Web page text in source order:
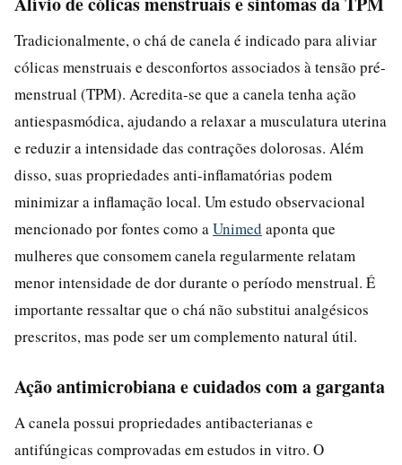
Tradicionalmente, o chá de canela é indicado para aliviar
cólicas menstruais e desconfortos associados à tensão pré-
menstrual (TPM). Acredita-se que a canela tenha ação
antiespasmódica, ajudando a relaxar a musculatura uterina
e reduzir a intensidade das contrações dolorosas. Além
disso, suas propriedades anti-inflamatórias podem
minimizar a inflamação local. Um estudo observacional
mencionado por fontes como a Unimed aponta que
mulheres que consomem canela regularmente relatam
menor intensidade de dor durante o período menstrual. É
importante ressaltar que o chá não substitui analgésicos
prescritos, mas pode ser um complemento natural útil.
Ação antimicrobiana e cuidados com a garganta
A canela possui propriedades antibacterianas e
antifúngicas comprovadas em estudos in vitro. O